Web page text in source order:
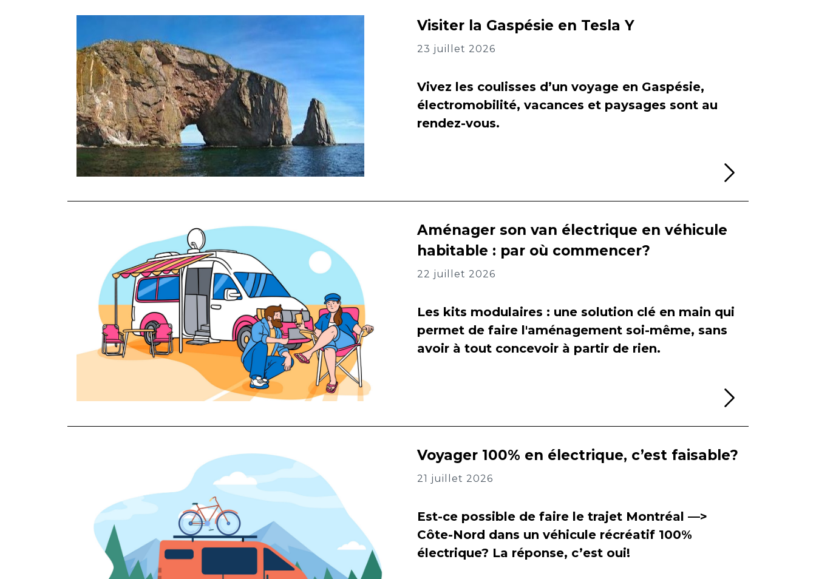
Visiter la Gaspésie en Tesla Y
23 juillet 2026
Vivez les coulisses d’un voyage en Gaspésie,
électromobilité, vacances et paysages sont au
rendez-vous.
Aménager son van électrique en véhicule
habitable : par où commencer?
22 juillet 2026
Les kits modulaires : une solution clé en main qui
permet de faire l'aménagement soi-même, sans
avoir à tout concevoir à partir de rien.
Voyager 100% en électrique, c’est faisable?
21 juillet 2026
Est-ce possible de faire le trajet Montréal —>
Côte-Nord dans un véhicule récréatif 100%
électrique? La réponse, c’est oui!